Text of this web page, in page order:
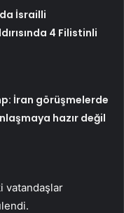
İsrailli
4 Filistinli
İran görüşmelerde
hazır değil
vatandaşlar